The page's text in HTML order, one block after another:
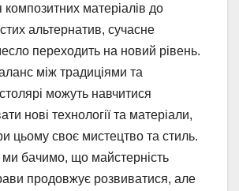
композитних матеріалів до
альтернатив, сучасне
переходить на новий рівень.
між традиціями та
можуть навчитися
нові технології та матеріали,
цьому своє мистецтво та стиль.
бачимо, що майстерність
продовжує розвиватися, але